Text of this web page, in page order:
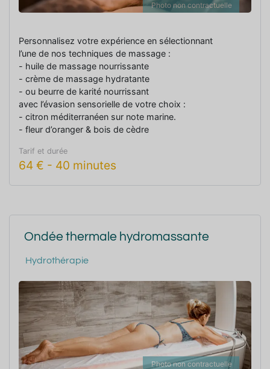
Photo non contractuelle
Personnalisez votre expérience en sélectionnant
l’une de nos techniques de massage :
- huile de massage nourrissante
- crème de massage hydratante
- ou beurre de karité nourrissant
avec l’évasion sensorielle de votre choix :
- citron méditerranéen sur note marine.
- fleur d’oranger & bois de cèdre
Plongez dans la détente pour un massage relaxant,
Tarif et durée
64 € - 40 minutes
Ondée thermale hydromassante
Hydrothérapie
Photo non contractuelle